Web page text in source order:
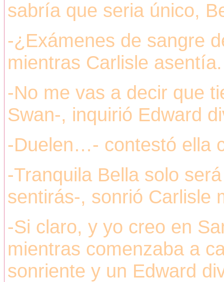
sabría que seria único,
-¿Exámenes de sangre
mientras Carlisle asentía.
-No me vas a decir que
Swan-, inquirió Edward
-Duelen…- contestó ella
-Tranquila Bella solo
sentirás-, sonrió Carlisle
-Si claro, y yo creo en
mientras comenzaba a
sonriente y un Edward